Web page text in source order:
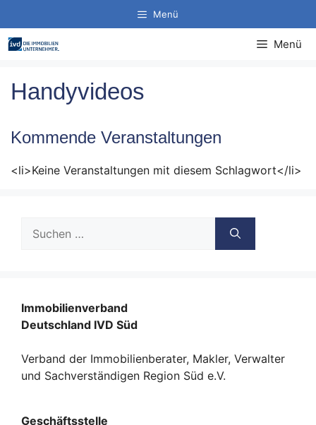
Inhalt
springen
Menü
Menü
Handyvideos
Kommende Veranstaltungen
<li>Keine Veranstaltungen mit diesem Schlagwort</li>
nach:
Immobilienverband
Deutschland IVD Süd
Verband der Immobilienberater, Makler, Verwalter
und Sachverständigen Region Süd e.V.
Geschäftsstelle